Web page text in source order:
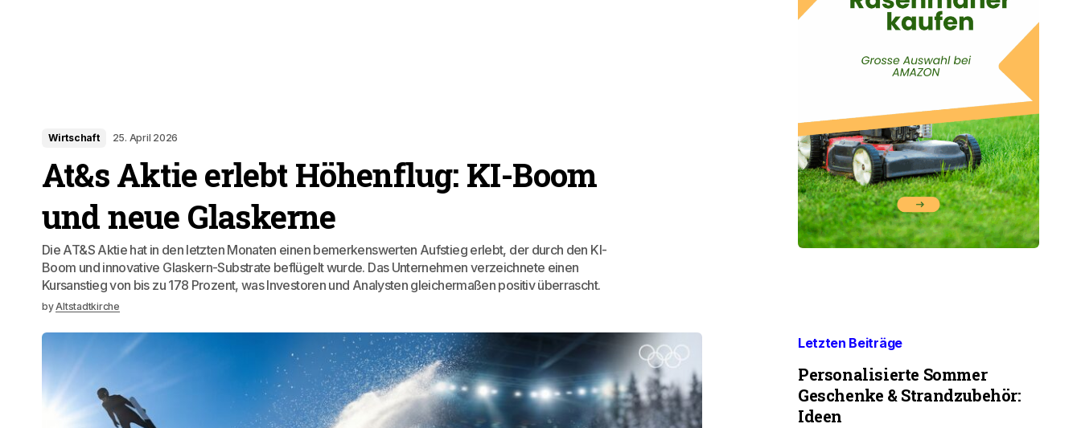
Wirtschaft 25. April 2026
At&s Aktie erlebt Höhenflug: KI-Boom
und neue Glaskerne
Die AT&S Aktie hat in den letzten Monaten einen bemerkenswerten Aufstieg erlebt, der durch den KI-
Boom und innovative Glaskern-Substrate beflügelt wurde. Das Unternehmen verzeichnete einen
Kursanstieg von bis zu 178 Prozent, was Investoren und Analysten gleichermaßen positiv überrascht.
byAltstadtkirche
Letzten Beiträge
Personalisierte Sommer
Geschenke & Strandzubehör:
Ideen